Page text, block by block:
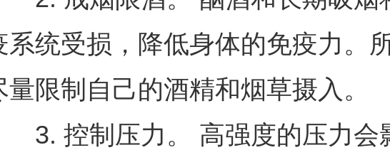
系统受损，降低身体的免疫力。
量限制自己的酒精和烟草摄入。
3. 控制压力。 高强度的压力会